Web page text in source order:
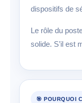
dispositifs de
Le rôle du
solide. S’il est
🎯 POURQUOI